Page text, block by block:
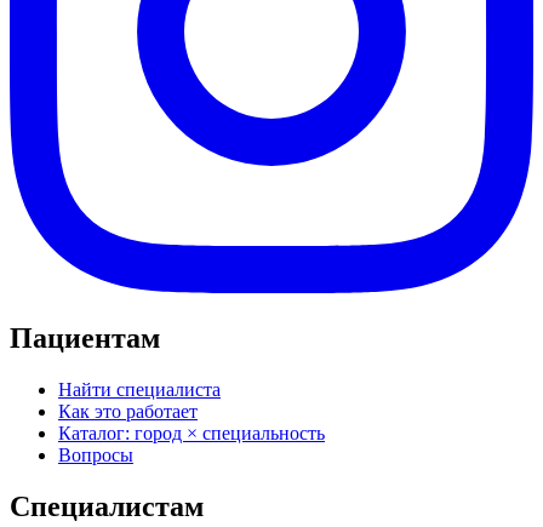
Пациентам
Найти специалиста
Как это работает
Каталог: город × специальность
Вопросы
Специалистам